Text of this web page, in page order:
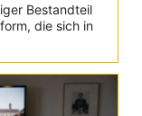
Bestandteil
die sich in